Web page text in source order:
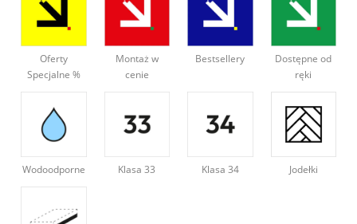
Deweloperzy
Aktualności
Oferty
Specjalne %
Montaż w
cenie
Bestsellery
Dostępne od
ręki
Wodoodporne Klasa 33 Klasa 34 Jodełki